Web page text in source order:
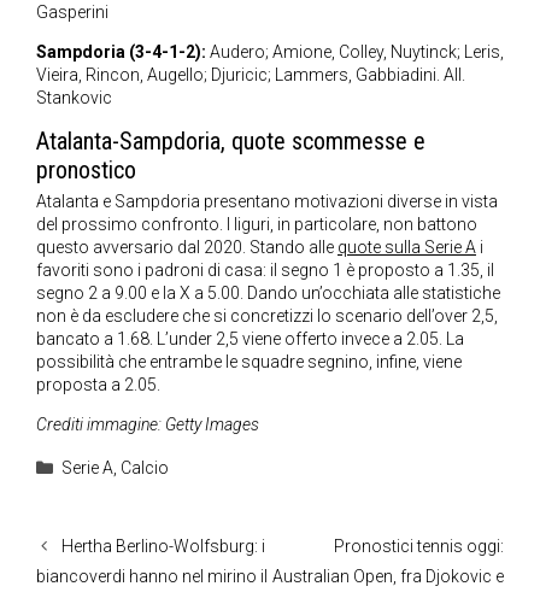
Gasperini
Sampdoria (3-4-1-2): Audero; Amione, Colley, Nuytinck; Leris,
Vieira, Rincon, Augello; Djuricic; Lammers, Gabbiadini. All.
Stankovic
Atalanta-Sampdoria, quote scommesse e
pronostico
Atalanta e Sampdoria presentano motivazioni diverse in vista
del prossimo confronto. I liguri, in particolare, non battono
questo avversario dal 2020. Stando alle quote sulla Serie A i
favoriti sono i padroni di casa: il segno 1 è proposto a 1.35, il
segno 2 a 9.00 e la X a 5.00. Dando un’occhiata alle statistiche
non è da escludere che si concretizzi lo scenario dell’over 2,5,
bancato a 1.68. L’under 2,5 viene offerto invece a 2.05. La
possibilità che entrambe le squadre segnino, infine, viene
proposta a 2.05.
Crediti immagine: Getty Images
Categorie
Serie A, Calcio
Hertha Berlino-Wolfsburg: i
biancoverdi hanno nel mirino il
Pronostici tennis oggi:
Australian Open, fra Djokovic e